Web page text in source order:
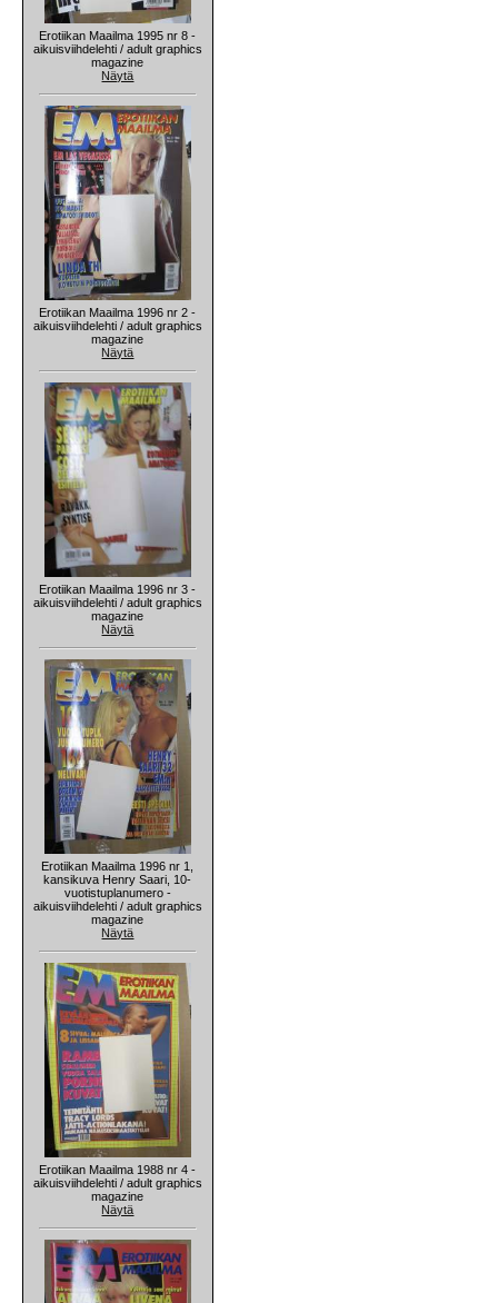
Erotiikan Maailma 1995 nr 8 -
aikuisviihdelehti / adult graphics
magazine
Näytä
Erotiikan Maailma 1996 nr 2 -
aikuisviihdelehti / adult graphics
magazine
Näytä
Erotiikan Maailma 1996 nr 3 -
aikuisviihdelehti / adult graphics
magazine
Näytä
Erotiikan Maailma 1996 nr 1,
kansikuva Henry Saari, 10-
vuotistuplanumero -
aikuisviihdelehti / adult graphics
magazine
Näytä
Erotiikan Maailma 1988 nr 4 -
aikuisviihdelehti / adult graphics
magazine
Näytä